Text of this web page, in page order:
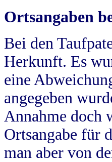
Ortsangaben
Bei den
Herkunft. Es
eine
angegeben
Annahme doch
Ortsangabe für
man aber von